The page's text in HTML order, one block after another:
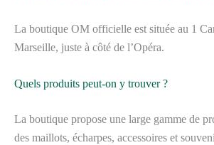
La boutique OM officielle est située au 1
Marseille, juste à côté de l’Opéra.
Quels produits peut-on y trouver ?
La boutique propose une large gamme de
des maillots, écharpes, accessoires et